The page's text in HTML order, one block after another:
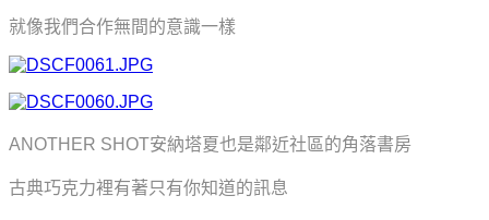
就像我們合作無間的意識一樣
ANOTHER SHOT安納塔夏也是鄰近社區的角落書房
古典巧克力裡有著只有你知道的訊息